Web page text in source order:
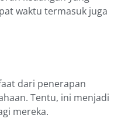
waktu termasuk juga
dari penerapan
Tentu, ini menjadi
mereka.